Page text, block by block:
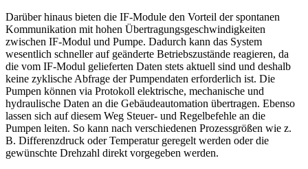
Darüber hinaus bieten die IF-Module den Vorteil der spontanen
Kommunikation mit hohen Übertragungsgeschwindigkeiten
zwischen IF-Modul und Pumpe. Dadurch kann das System
wesentlich schneller auf geänderte Betriebszustände reagieren, da
die vom IF-Modul gelieferten Daten stets aktuell sind und deshalb
keine zyklische Abfrage der Pumpendaten erforderlich ist. Die
Pumpen können via Protokoll elektrische, mechanische und
hydraulische Daten an die Gebäudeautomation übertragen. Ebenso
lassen sich auf diesem Weg Steuer- und Regelbefehle an die
Pumpen leiten. So kann nach verschiedenen Prozessgrößen wie z.
B. Differenzdruck oder Temperatur geregelt werden oder die
gewünschte Drehzahl direkt vorgegeben werden.